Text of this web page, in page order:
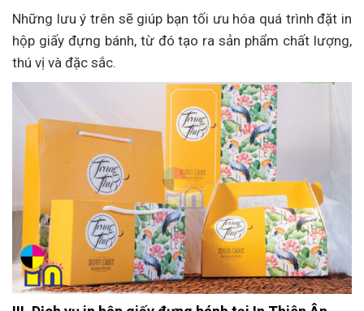
Những lưu ý trên sẽ giúp bạn tối ưu hóa quá trình đặt in
hộp giấy đựng bánh, từ đó tạo ra sản phẩm chất lượng,
thú vị và đặc sắc.